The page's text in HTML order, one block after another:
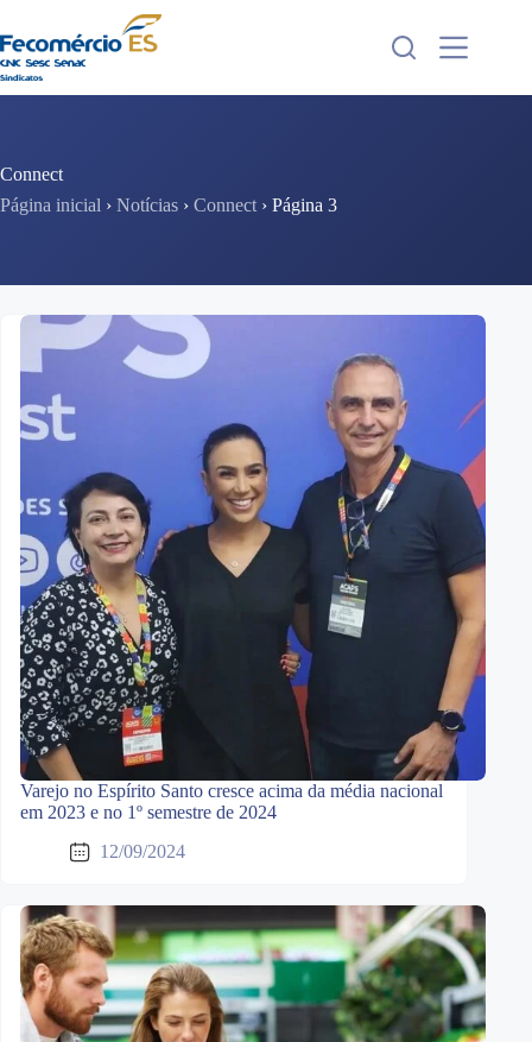
para
o
conteúdo
Connect
Página inicial › Notícias › Connect › Página 3
Varejo no Espírito Santo cresce acima da média nacional
em 2023 e no 1º semestre de 2024
12/09/2024